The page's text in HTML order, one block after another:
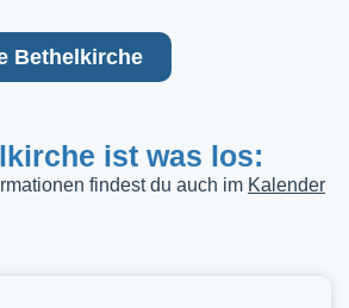
Bethelkirche
ist was los:
findest du auch im Kalender